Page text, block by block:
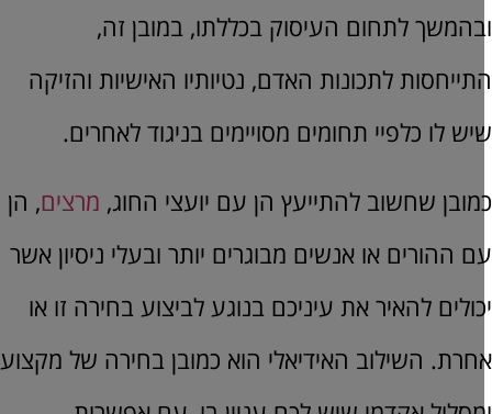
לתחום העיסוק בכללתו, במובן זה,
לתכונות האדם, נטיותיו האישיות והזיקה
לו כלפיי תחומים מסויימים בניגוד לאחרים.
שחשוב להתייעץ הן עם יועצי החוג, מרצים, הן
ההורים או אנשים מבוגרים יותר ובעלי ניסיון אשר
להאיר את עיניכם בנוגע לביצוע בחירה זו או
השילוב האידיאלי הוא כמובן בחירה של מקצוע